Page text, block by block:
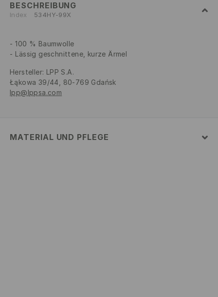
BESCHREIBUNG
Index 534HY-99X
100 % Baumwolle
Lässig geschnittene, kurze Ärmel
Hersteller: LPP S.A.
Łąkowa 39/44, 80-769 Gdańsk
lpp@lppsa.com
MATERIAL UND PFLEGE